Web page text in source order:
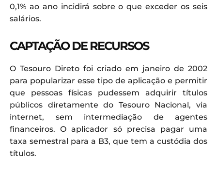
0,1% ao ano incidirá sobre o que exceder os seis
salários.
CAPTAÇÃO DE RECURSOS
O Tesouro Direto foi criado em janeiro de 2002
para popularizar esse tipo de aplicação e permitir
que pessoas físicas pudessem adquirir títulos
públicos diretamente do Tesouro Nacional, via
internet, sem intermediação de agentes
financeiros. O aplicador só precisa pagar uma
taxa semestral para a B3, que tem a custódia dos
títulos.